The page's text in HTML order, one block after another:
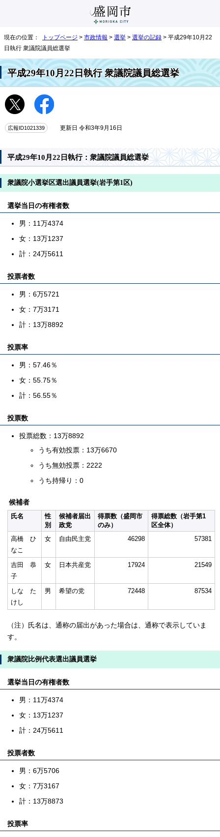
現在の位置： トップページ > 市政情報 > 選挙 > 選挙の記録 > 平成29年10月22
日執行 衆議院議員総選挙
平成29年10月22日執行 衆議院議員総選挙
広報ID1021339 更新日 令和3年9月16日
平成29年10月22日執行：衆議院議員総選挙
衆議院小選挙区選出議員選挙(岩手第1区)
選挙当日の有権者数
男：11万4374
女：13万1237
計：24万5611
投票者数
男：6万5721
女：7万3171
計：13万8892
投票率
男：57.46％
女：55.75％
計：56.55％
投票数
投票総数：13万8892
うち有効投票：13万6670
うち無効投票：2222
うち持帰り：0
候補者
氏名
性
別
候補者届出
政党
得票数（盛岡市
のみ）
得票総数（岩手第1
区全体）
高橋 ひ
なこ
女 自由民主党 46298 57381
吉田 恭
子
女 日本共産党 17924 21549
しな た
けし
男 希望の党 72448 87534
（注）氏名は、通称の届出があった場合は、通称で表示していま
す。
衆議院比例代表選出議員選挙
選挙当日の有権者数
男：11万4374
女：13万1237
計：24万5611
投票者数
男：6万5706
女：7万3167
計：13万8873
投票率